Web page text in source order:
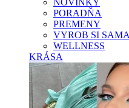
NOVINKY
PORADŇA
PREMENY
VYROB SI SAMA
WELLNESS
KRÁSA